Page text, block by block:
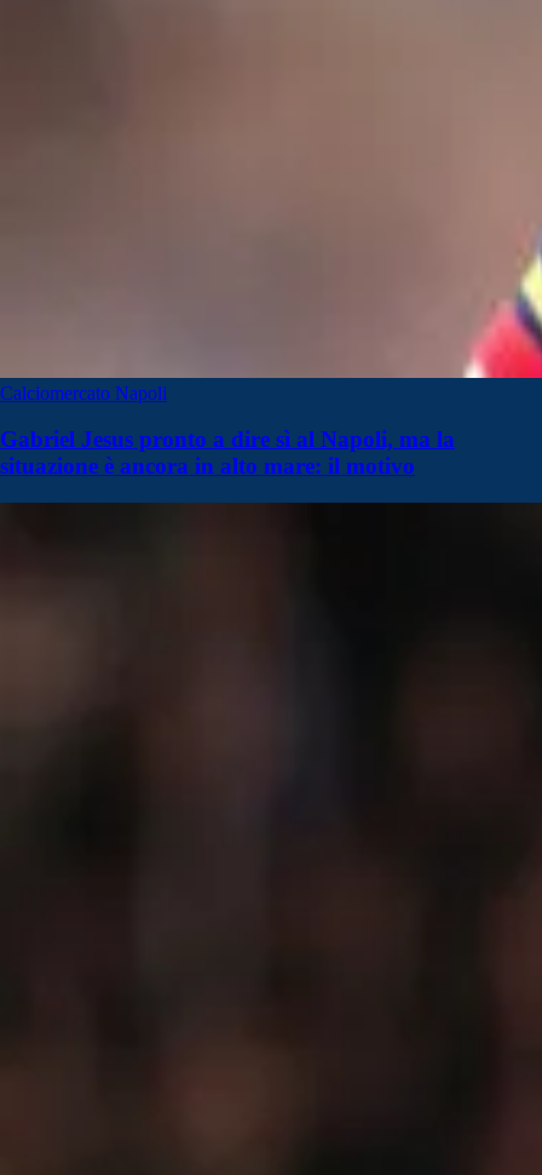
Calciomercato Napoli
Gabriel Jesus pronto a dire sì al Napoli, ma la
situazione è ancora in alto mare: il motivo